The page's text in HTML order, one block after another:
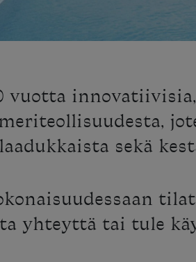
vuotta
sekä
yhteyttä tai tule